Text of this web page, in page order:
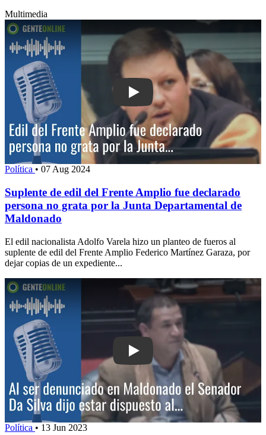
Multimedia
Play: Suplente de edil del Frente
Política • 07 Aug 2024
Suplente de edil del Frente Amplio fue declarado
persona no grata por la Junta Departamental de
Maldonado
El edil nacionalista Adolfo Varela hizo un planteo de fueros al
suplente de edil del Frente Amplio Federico Martínez Garaza, por
dejar copias de un expediente...
Play: Al ser denunciado en
Política • 13 Jun 2023